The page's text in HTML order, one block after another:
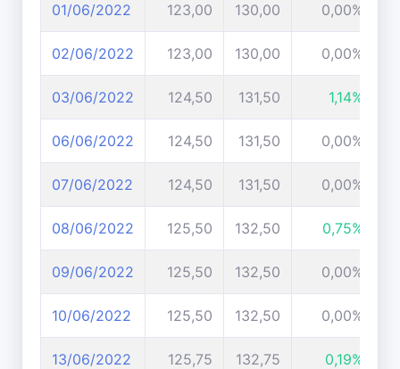
01/06/2022 123,00 130,00 0,00%
02/06/2022 123,00 130,00 0,00%
03/06/2022 124,50 131,50 1,14%
06/06/2022 124,50 131,50 0,00%
07/06/2022 124,50 131,50 0,00%
08/06/2022 125,50 132,50 0,75%
09/06/2022 125,50 132,50 0,00%
10/06/2022 125,50 132,50 0,00%
13/06/2022 125,75 132,75 0,19%